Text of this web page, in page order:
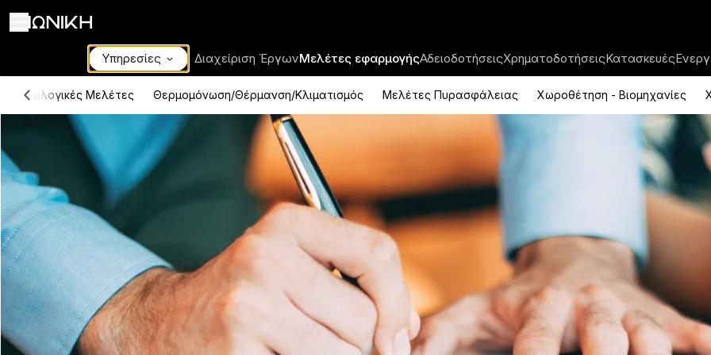
Υπηρεσίες Διαχείριση ΈργωνΜελέτες εφαρμογήςΑδειοδοτήσειςΧρηματοδοτήσειςΚατασκευές
Μελέτες Θερμομόνωση/Θέρμανση/Κλιματισμός Μελέτες Πυρασφάλειας Χωροθέτηση - Βιομηχανίες
ΙΩΝΙΚΗ Υπηρεσίες